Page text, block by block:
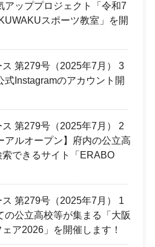
アッププロジェクト「令和7
スポーツ教室」を開
第279号（2025年7月） 3
式Instagramのアカウント開
第279号（2025年7月） 2
アルオープン】府内の公立高
できるサイト「ERABO
第279号（2025年7月） 1
の公立高校等が集まる「大阪
ア2026」を開催します！